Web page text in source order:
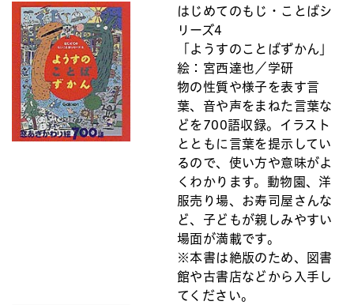
はじめてのもじ・ことばシ
リーズ4
「ようすのことばずかん」
絵：宮西達也／学研
物の性質や様子を表す言
葉、音や声をまねた言葉な
どを700語収録。イラスト
とともに言葉を提示してい
るので、使い方や意味がよ
くわかります。動物園、洋
服売り場、お寿司屋さんな
ど、子どもが親しみやすい
場面が満載です。
※本書は絶版のため、図書
館や古書店などから入手し
てください。